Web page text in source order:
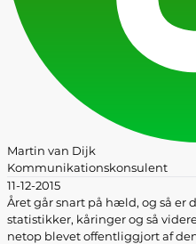
Martin van Dijk
Kommunikationskonsulent
11-12-2015
Året går snart på hæld, og så er
statistikker, kåringer og så
netop blevet offentliggjort af